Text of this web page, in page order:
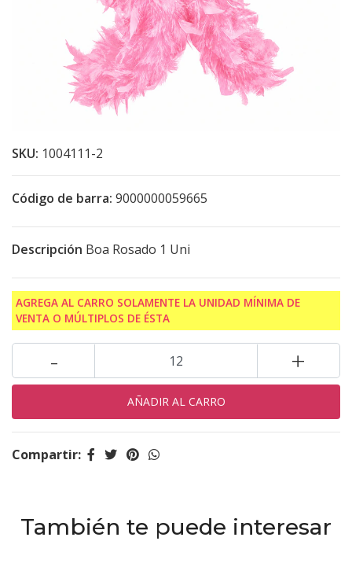
SKU: 1004111-2
Código de barra: 9000000059665
Descripción Boa Rosado 1 Uni
AGREGA AL CARRO SOLAMENTE LA UNIDAD MÍNIMA DE
VENTA O MÚLTIPLOS DE ÉSTA
+
-
Compartir:
También te puede interesar